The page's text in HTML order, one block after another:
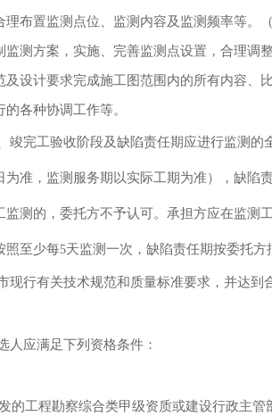
布置监测点位、监测内容及监测频率等。
测方案，实施、完善监测点设置，合理调
设计要求完成施工图范围内的所有内容、
各种协调工作等。
竣完工验收阶段及缺陷责任期应进行监测的
准，监测服务期以实际工期为准），缺陷
测的，委托方不予认可。承担方应在监测
照至少每5天监测一次，缺陷责任期按委托方
现行有关技术规范和质量标准要求，并达到
人应满足下列资格条件：
的工程勘察综合类甲级资质或建设行政主